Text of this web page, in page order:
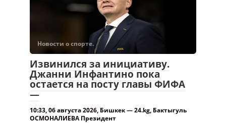
Новости о спорте.
Извинился за инициативу.
Джанни Инфантино пока
остается на посту главы ФИФА
—
10:33, 06 августа 2026, Бишкек — 24.kg, Бактыгуль
ОСМОНАЛИЕВА Президент